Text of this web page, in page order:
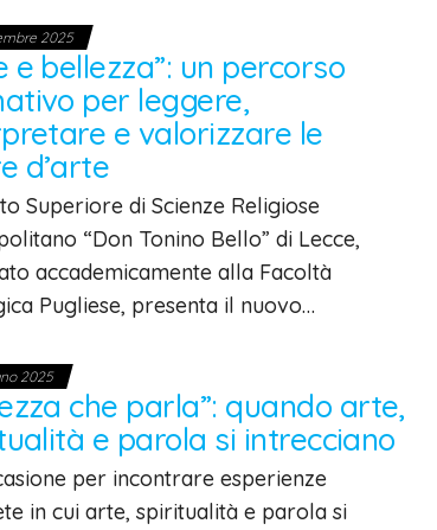
2025
e bellezza”: un percorso
per leggere,
e valorizzare le
d’arte
Superiore di Scienze Religiose
“Don Tonino Bello” di Lecce,
accademicamente alla Facoltà
Pugliese, presenta il nuovo…
2025
che parla”: quando arte,
e parola si intrecciano
per incontrare esperienze
in cui arte, spiritualità e parola si